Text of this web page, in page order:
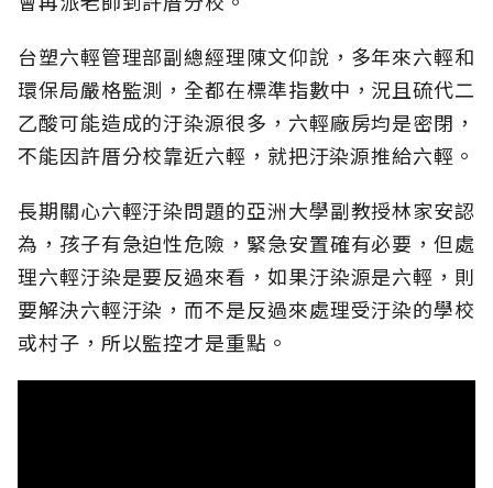
台塑六輕管理部副總經理陳文仰說，多年來六輕和
環保局嚴格監測，全都在標準指數中，況且硫代二
乙酸可能造成的汙染源很多，六輕廠房均是密閉，
不能因許厝分校靠近六輕，就把汙染源推給六輕。
長期關心六輕汙染問題的亞洲大學副教授林家安認
為，孩子有急迫性危險，緊急安置確有必要，但處
理六輕汙染是要反過來看，如果汙染源是六輕，則
要解決六輕汙染，而不是反過來處理受汙染的學校
或村子，所以監控才是重點。